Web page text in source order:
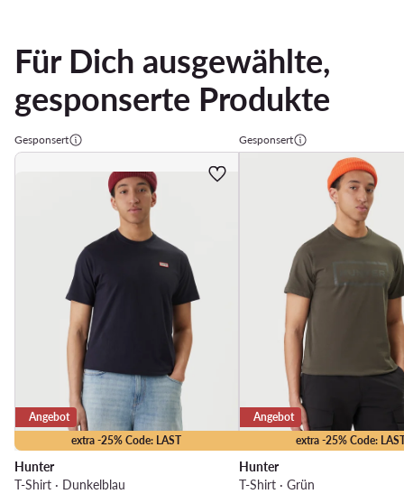
Für Dich ausgewählte,
gesponserte Produkte
Gesponsert
extra -25% Code: LAST
Angebot
Hunter
T-Shirt · Dunkelblau
Gesponsert
extra -25% Code:
Angebot
Hunter
T-Shirt · Grün